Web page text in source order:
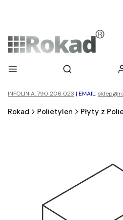
Menu Otwórz
Szukaj
INFOLINIA: 790 206 023 | EMAIL:
Rokad Polietylen Płyty z